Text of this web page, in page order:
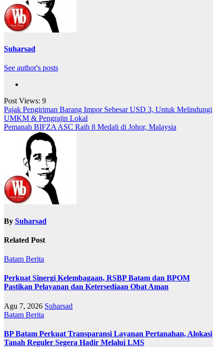
Suharsad
See author's posts
Post Views: 9
Navigasi
pos
Pajak Pengiriman Barang Impor Sebesar USD 3, Untuk Melindungi
UMKM & Pengrajin Lokal
Pemanah BIFZA ASC Raih 8 Medali di Johor, Malaysia
By Suharsad
Related Post
Batam Berita
Perkuat Sinergi Kelembagaan, RSBP Batam dan BPOM
Pastikan Pelayanan dan Ketersediaan Obat Aman
Agu 7, 2026 Suharsad
Batam Berita
BP Batam Perkuat Transparansi Layanan Pertanahan, Alokasi
Tanah Reguler Segera Hadir Melalui LMS